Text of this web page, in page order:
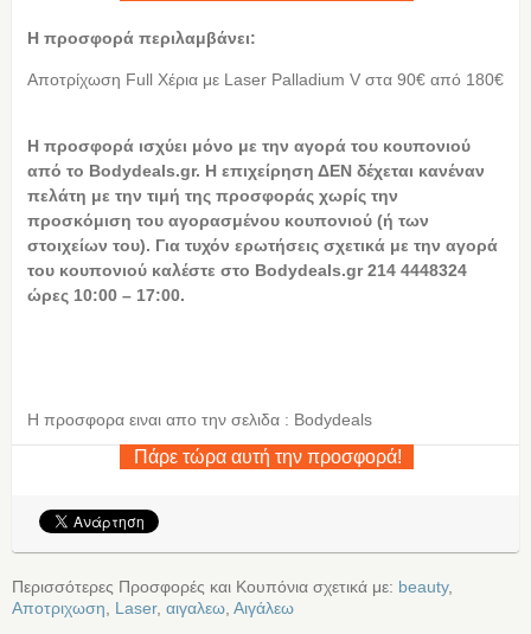
Η προσφορά περιλαμβάνει:
Αποτρίχωση Full Χέρια με Laser Palladium V στα 90€ από 180€
Η προσφορά ισχύει μόνο με την αγορά του κουπονιού
από το Bodydeals.gr. Η επιχείρηση ΔΕΝ δέχεται κανέναν
πελάτη με την τιμή της προσφοράς χωρίς την
προσκόμιση του αγορασμένου κουπονιού (ή των
στοιχείων του). Για τυχόν ερωτήσεις σχετικά με την αγορά
του κουπονιού καλέστε στο Bodydeals.gr 214 4448324
ώρες 10:00 – 17:00.
Η προσφορα ειναι απο την σελιδα : Bodydeals
Πάρε τώρα αυτή την προσφορά!
Περισσότερες Προσφορές και Κουπόνια σχετικά με: beauty,
Αποτριχωση
Laser, αιγαλεω Αιγάλεω